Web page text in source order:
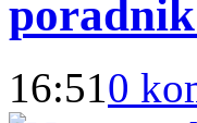
16:51 0